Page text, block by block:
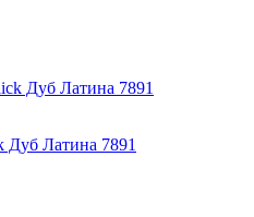
Дуб Латина 7891